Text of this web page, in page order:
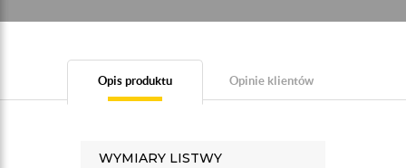
Opis produktu Opinie klientów
WYMIARY LISTWY